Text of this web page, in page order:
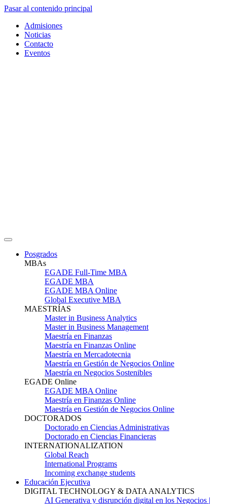
Pasar al contenido principal
Admisiones
Noticias
Contacto
Eventos
Posgrados
MBAs
EGADE Full-Time MBA
EGADE MBA
EGADE MBA Online
Global Executive MBA
MAESTRÍAS
Master in Business Analytics
Master in Business Management
Maestría en Finanzas
Maestría en Finanzas Online
Maestría en Mercadotecnia
Maestría en Gestión de Negocios Online
Maestría en Negocios Sostenibles
EGADE Online
EGADE MBA Online
Maestría en Finanzas Online
Maestría en Gestión de Negocios Online
DOCTORADOS
Doctorado en Ciencias Administrativas
Doctorado en Ciencias Financieras
INTERNATIONALIZATION
Global Reach
International Programs
Incoming exchange students
Educación Ejecutiva
DIGITAL TECHNOLOGY & DATA ANALYTICS
AI Generativa y disrupción digital en los Negocios |